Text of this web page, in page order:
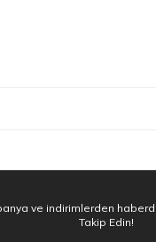
ve indirimlerden
Takip Edin!